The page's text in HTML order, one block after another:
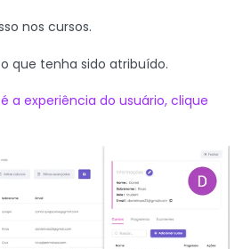
nos cursos.
que tenha sido atribuído.
a experiência do usuário, clique